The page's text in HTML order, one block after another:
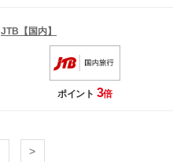
JTB【国内】
ポイント 3倍
>